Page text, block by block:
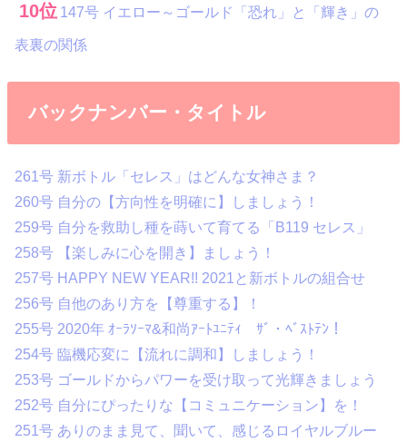
10位 147号 イエロー～ゴールド「恐れ」と「輝き」の
表裏の関係
バックナンバー・タイトル
261号 新ボトル「セレス」はどんな女神さま？
260号 自分の【方向性を明確に】しましょう！
259号 自分を救助し種を蒔いて育てる「B119 セレス」
258号 【楽しみに心を開き】ましょう！
257号 HAPPY NEW YEAR!! 2021と新ボトルの組合せ
256号 自他のあり方を【尊重する】！
255号 2020年 ｵｰﾗｿｰﾏ&和尚ｱｰﾄﾕﾆﾃｨ ｻﾞ・ﾍﾞｽﾄﾃﾝ！
254号 臨機応変に【流れに調和】しましょう！
253号 ゴールドからパワーを受け取って光輝きましょう
252号 自分にぴったりな【コミュニケーション】を！
251号 ありのまま見て、聞いて、感じるロイヤルブルー